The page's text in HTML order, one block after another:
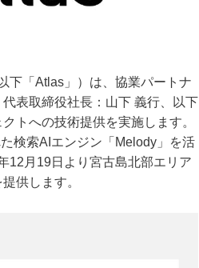
下「Atlas」）は、協業パートナ
表取締役社長：山下 義行、以下
トへの技術提供を実施します。
検索AIエンジン「Melody」を活
12月19日より宮古島北部エリア
供します。